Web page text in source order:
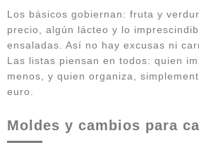
Los básicos gobiernan: fruta y
precio, algún lácteo y lo
ensaladas. Así no hay excusas ni
Las listas piensan en todos: quien
menos, y quien organiza,
euro.
Moldes y cambios para